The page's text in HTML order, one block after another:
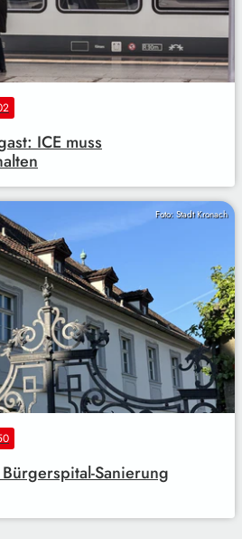
ICE muss
Foto: Stadt Kronach
Sanierung